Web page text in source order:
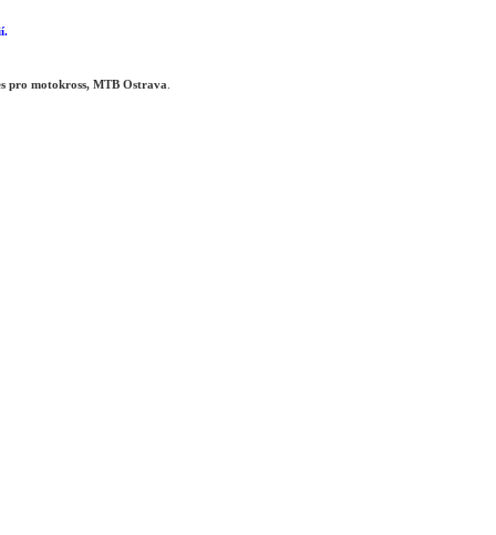
pro motokross, MTB Ostrava